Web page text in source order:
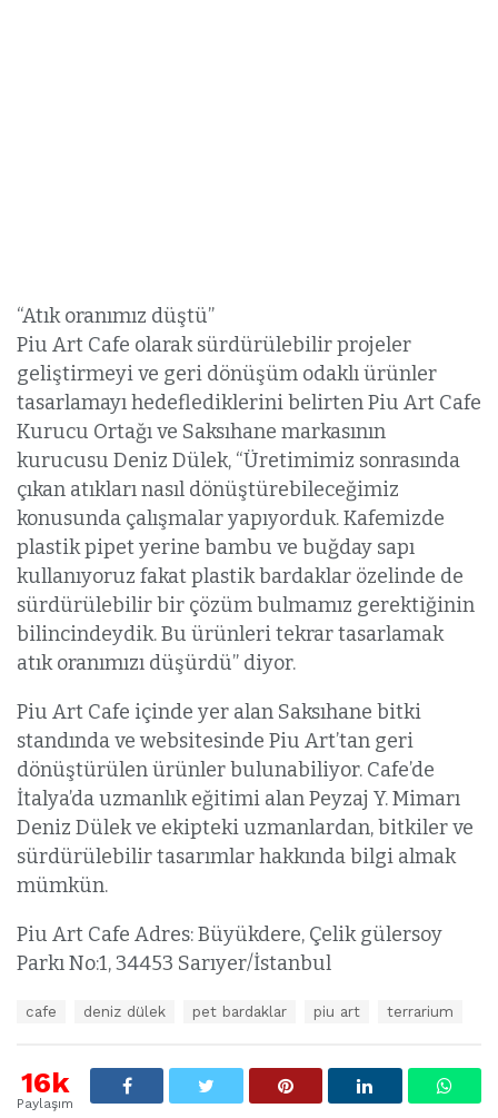
“Atık oranımız düştü”
Piu Art Cafe olarak sürdürülebilir projeler
geliştirmeyi ve geri dönüşüm odaklı ürünler
tasarlamayı hedeflediklerini belirten Piu Art Cafe
Kurucu Ortağı ve Saksıhane markasının
kurucusu Deniz Dülek, “Üretimimiz sonrasında
çıkan atıkları nasıl dönüştürebileceğimiz
konusunda çalışmalar yapıyorduk. Kafemizde
plastik pipet yerine bambu ve buğday sapı
kullanıyoruz fakat plastik bardaklar özelinde de
sürdürülebilir bir çözüm bulmamız gerektiğinin
bilincindeydik. Bu ürünleri tekrar tasarlamak
atık oranımızı düşürdü” diyor.
Piu Art Cafe içinde yer alan Saksıhane bitki
standında ve websitesinde Piu Art’tan geri
dönüştürülen ürünler bulunabiliyor. Cafe’de
İtalya’da uzmanlık eğitimi alan Peyzaj Y. Mimarı
Deniz Dülek ve ekipteki uzmanlardan, bitkiler ve
sürdürülebilir tasarımlar hakkında bilgi almak
mümkün.
Piu Art Cafe Adres: Büyükdere, Çelik gülersoy
Parkı No:1, 34453 Sarıyer/İstanbul
t
cafe deniz dülek pet bardaklar piu art terrarium
16k
Paylaşım